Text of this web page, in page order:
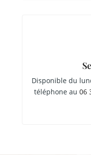
Disponible du
téléphone au06